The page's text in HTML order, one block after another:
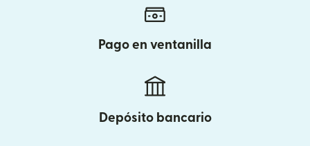
Pago en ventanilla
Depósito bancario